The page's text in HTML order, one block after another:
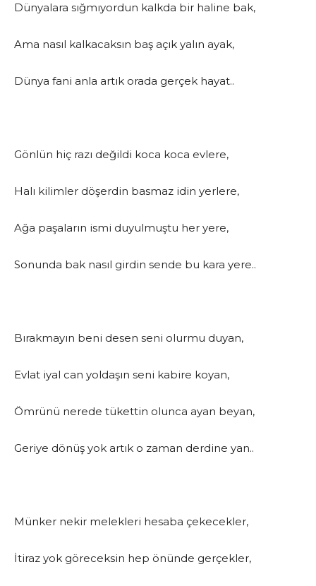
Dünyalara sığmıyordun kalkda bir haline bak,
Ama nasıl kalkacaksın baş açık yalın ayak,
Dünya fani anla artık orada gerçek hayat..
Gönlün hiç razı değildi koca koca evlere,
Halı kilimler döşerdin basmaz idin yerlere,
Ağa paşaların ismi duyulmuştu her yere,
Sonunda bak nasıl girdin sende bu kara yere..
Bırakmayın beni desen seni olurmu duyan,
Evlat iyal can yoldaşın seni kabire koyan,
Ömrünü nerede tükettin olunca ayan beyan,
Geriye dönüş yok artık o zaman derdine yan..
Münker nekir melekleri hesaba çekecekler,
İtiraz yok göreceksin hep önünde gerçekler,